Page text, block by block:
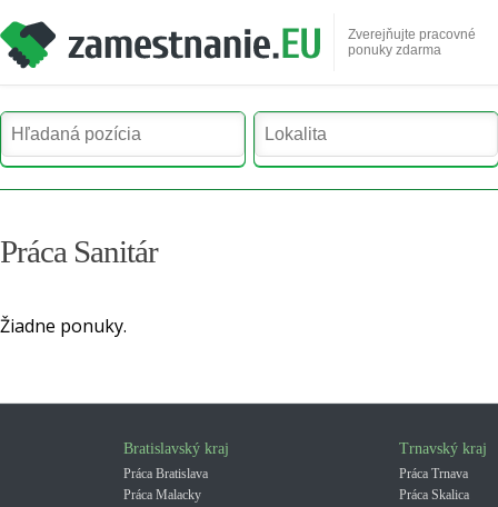
Zverejňujte pracovné
ponuky zdarma
Práca Sanitár
Žiadne ponuky.
Bratislavský kraj
Práca Bratislava
Práca Malacky
Trnavský kraj
Práca Trnava
Práca Skalica